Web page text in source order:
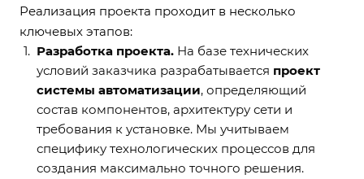
Реализация проекта проходит в несколько
ключевых этапов:
Разработка проекта. На базе технических
условий заказчика разрабатывается проект
системы автоматизации, определяющий
состав компонентов, архитектуру сети и
требования к установке. Мы учитываем
специфику технологических процессов для
создания максимально точного решения.